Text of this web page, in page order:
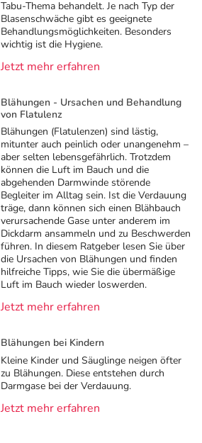
Tabu-Thema behandelt. Je nach Typ der
Blasenschwäche gibt es geeignete
Behandlungsmöglichkeiten. Besonders
wichtig ist die Hygiene.
Jetzt mehr erfahren
Blähungen - Ursachen und Behandlung
von Flatulenz
Blähungen (Flatulenzen) sind lästig,
mitunter auch peinlich oder unangenehm –
aber selten lebensgefährlich. Trotzdem
können die Luft im Bauch und die
abgehenden Darmwinde störende
Begleiter im Alltag sein. Ist die Verdauung
träge, dann können sich einen Blähbauch
verursachende Gase unter anderem im
Dickdarm ansammeln und zu Beschwerden
führen. In diesem Ratgeber lesen Sie über
die Ursachen von Blähungen und finden
hilfreiche Tipps, wie Sie die übermäßige
Luft im Bauch wieder loswerden.
Jetzt mehr erfahren
Blähungen bei Kindern
Kleine Kinder und Säuglinge neigen öfter
zu Blähungen. Diese entstehen durch
Darmgase bei der Verdauung.
Jetzt mehr erfahren